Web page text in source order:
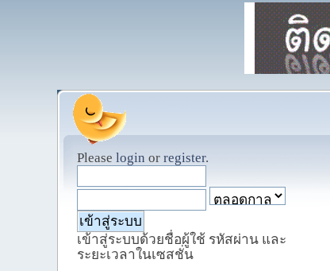
Please login or register.
เข้าสู่ระบบด้วยชื่อผู้ใช้ รหัสผ่าน และ
ระยะเวลาในเซสชั่น